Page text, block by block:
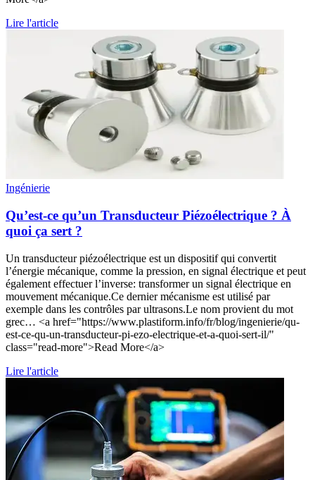
Lire l'article
Ingénierie
Qu’est-ce qu’un Transducteur Piézoélectrique ? À
quoi ça sert ?
Un transducteur piézoélectrique est un dispositif qui convertit
l’énergie mécanique, comme la pression, en signal électrique et peut
également effectuer l’inverse: transformer un signal électrique en
mouvement mécanique.Ce dernier mécanisme est utilisé par
exemple dans les contrôles par ultrasons.Le nom provient du mot
grec… <a href="https://www.plastiform.info/fr/blog/ingenierie/qu-
est-ce-qu-un-transducteur-pi-ezo-electrique-et-a-quoi-sert-il/"
class="read-more">Read More</a>
Lire l'article